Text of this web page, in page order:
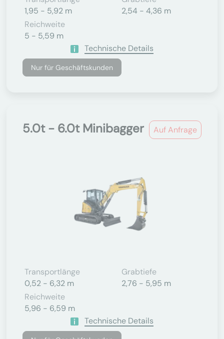
1,95 - 5,92 m
2,54 - 4,36 m
Reichweite
5 - 5,59 m
Technische Details
Nur für Geschäftskunden
Auf Anfrage
5.0t - 6.0t Minibagger
Transportlänge
0,52 - 6,32 m
Grabtiefe
2,76 - 5,95 m
Reichweite
5,96 - 6,59 m
Technische Details